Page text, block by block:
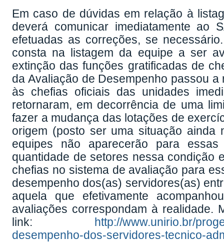
Em caso de dúvidas em relação à
deverá comunicar imediatamente ao
efetuadas as correções, se
consta na listagem da equipe a ser
extinção das funções gratificadas de
da Avaliação de Desempenho passou
às chefias oficiais das unidades
retornaram, em decorrência de uma
fazer a mudança das lotações de
origem (posto ser uma situação ainda
equipes não aparecerão para
quantidade de setores nessa condição
chefias no sistema de avaliação para
desempenho dos(as) servidores(as)
aquela que efetivamente
avaliações correspondam à realidade.
link:
http://www.unirio.br/
desempenho-dos-servidores-tecnico-